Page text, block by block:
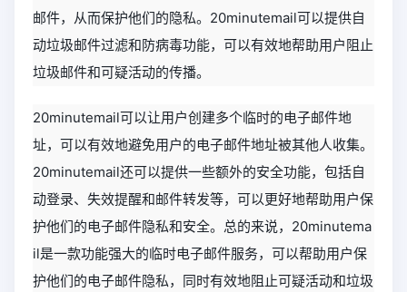
邮件，从而保护他们的隐私。20minutemail可以提供自
动垃圾邮件过滤和防病毒功能，可以有效地帮助用户阻止
垃圾邮件和可疑活动的传播。
20minutemail可以让用户创建多个临时的电子邮件地
址，可以有效地避免用户的电子邮件地址被其他人收集。
20minutemail还可以提供一些额外的安全功能，包括自
动登录、失效提醒和邮件转发等，可以更好地帮助用户保
护他们的电子邮件隐私和安全。总的来说，20minutema
il是一款功能强大的临时电子邮件服务，可以帮助用户保
护他们的电子邮件隐私，同时有效地阻止可疑活动和垃圾